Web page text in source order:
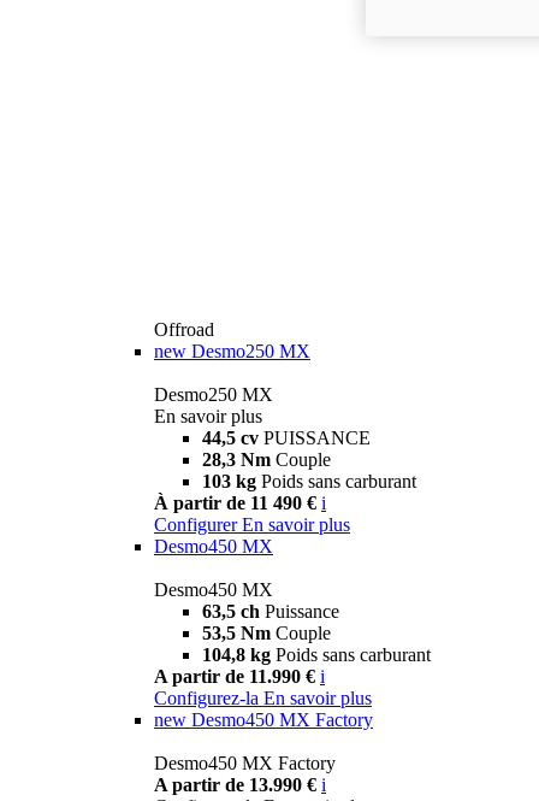
Offroad
new Desmo250 MX
Desmo250 MX
En savoir plus
44,5 cv PUISSANCE
28,3 Nm Couple
103 kg Poids sans carburant
À partir de 11 490 € i
Configurer En savoir plus
Desmo450 MX
Desmo450 MX
63,5 ch Puissance
53,5 Nm Couple
104,8 kg Poids sans carburant
A partir de 11.990 € i
Configurez-la En savoir plus
new Desmo450 MX Factory
Desmo450 MX Factory
A partir de 13.990 € i